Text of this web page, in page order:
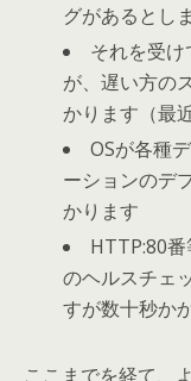
グがあるとし
それを受
が、遅い方の
かります（最
OSが各種
ーションのデ
かります
HTTP:80
のヘルスチェ
すが数十秒か
ここまでを経て、